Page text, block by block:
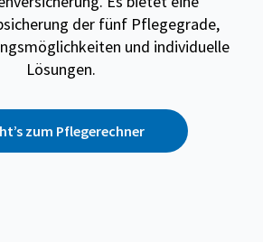
der fünf Pflegegrade,
und individuelle
Lösungen.
zum Pflegerechner